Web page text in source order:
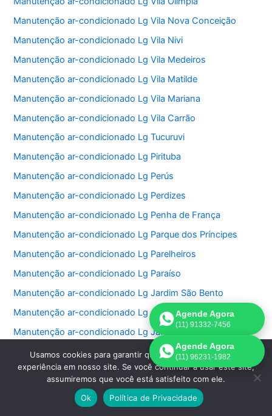
Manutenção ar-condicionado Lg Vila Nova Conceição
Manutenção ar-condicionado Lg Vila Nivi
Manutenção ar-condicionado Lg Vila Medeiros
Manutenção ar-condicionado Lg Vila Matilde
Manutenção ar-condicionado Lg Vila Mariana
Manutenção ar-condicionado Lg Vila Carrão
Manutenção ar-condicionado Lg Tucuruvi
Manutenção ar-condicionado Lg Pirituba
Manutenção ar-condicionado Lg Perús
Manutenção ar-condicionado Lg Perdizes
Manutenção ar-condicionado Lg Penha de França
Manutenção ar-condicionado Lg Parque dos Príncipes
Manutenção ar-condicionado Lg Parelheiros
Manutenção ar-condicionado Lg Paraíso
Manutenção ar-condicionado Lg Jardim São Bento
Manutenção ar-condicionado Lg Jardim Paulistano
Manutenção ar-condicionado Lg Jardim Paulista
Manutenção ar-condicionado Lg Jardim Morumbi
Manutenção ar-condicionado Lg Jardim Fonte do Morumbi
Manutenção ar-condicionado Lg Jardim Europa
Manutenção ar-condicionado Lg Jardim das Perdizes
Agende Agora
(11) 91332-7456
Agende Agora
(11) 96231-1982
Usamos cookies para garantir que oferecemos a melhor
experiência em nosso site. Se você continuar a usar este site,
assumiremos que você está satisfeito com ele.
Ok
Política de Privacidade